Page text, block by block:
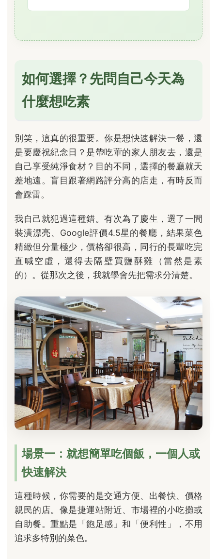
如何選擇？先問自己今天為
什麼想吃素
別笑，這真的很重要。你是想快速解決一餐，還
是要慶祝紀念日？是帶吃葷的家人朋友去，還是
自己享受純淨食材？目的不同，選擇的餐廳就天
差地遠。盲目跟著網路評分高的店走，有時反而
會踩雷。
我自己就犯過這種錯。有次為了慶生，選了一間
裝潢漂亮、Google評價4.5星的餐廳，結果菜色
精緻但分量極少，價格卻很高，同行的長輩吃完
直喊空虛，還得去隔壁買鹽酥雞（當然是素
的）。從那次之後，我就學會先把需求分清楚。
場景一：就想簡單吃個飯，一個人或
快速解決
這種時候，你需要的是交通方便、出餐快、價格
親民的店。像是捷運站附近、市場裡的小吃攤或
自助餐。重點是「飽足感」和「便利性」，不用
追求多特別的菜色。